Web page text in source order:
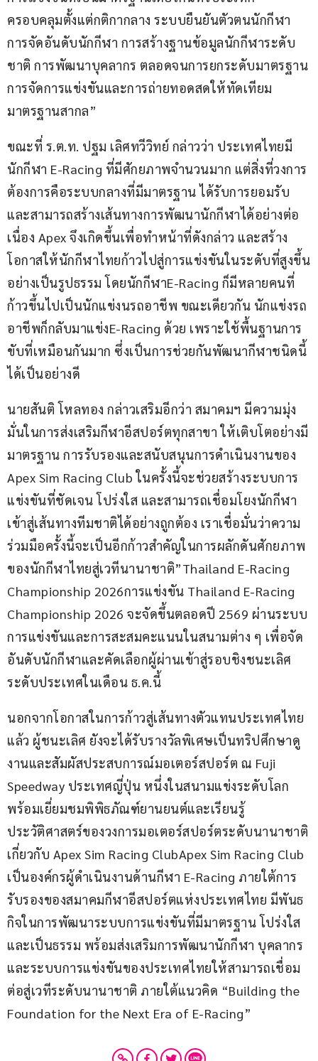
ครอบคลุมตั้งแต่กติกากลาง ระบบยืนยันตัวตนนักกีฬา
การจัดอันดับนักกีฬา การสร้างฐานข้อมูลนักกีฬาระดับ
ชาติ การพัฒนาบุคลากร ตลอดจนการยกระดับมาตรฐาน
การจัดการแข่งขันและการถ่ายทอดสดให้ทัดเทียม
มาตรฐานสากล”
ขณะที่ ร.ต.ท. ปฐม เลิศทวีวิทย์ กล่าวว่า ประเทศไทยมี
นักกีฬา E-Racing ที่มีศักยภาพจำนวนมาก แต่สิ่งที่วงการ
ต้องการคือระบบกลางที่มีมาตรฐาน ได้รับการยอมรับ
และสามารถสร้างเส้นทางการพัฒนานักกีฬาได้อย่างต่อ
เนื่อง Apex จึงเกิดขึ้นเพื่อทำหน้าที่ดังกล่าว และสร้าง
โอกาสให้นักกีฬาไทยก้าวไปสู่การแข่งขันในระดับที่สูงขึ้น
อย่างเป็นรูปธรรม โดยนักกีฬาE-Racing ก็มีหลายคนที่
ก้าวขึ้นไปเป็นนักแข่งนรถอาชีพ ขณะเดียวกัน นักแข่งรถ
อาชีพก็กลับมาแข่งE-Racing ด้วย เพราะใช้พื้นฐานการ
ขับที่เหมือนกันมาก ซึ่งเป็นการช่วยกันพัฒนากีฬาชนิดนี้
ได้เป็นอย่างดี
นายสันติ โหลทอง กล่าวเสริมอีกว่า สมาคมฯ มีความมุ่ง
มั่นในการส่งเสริมกีฬาอีสปอร์ตทุกสาขา ให้เติบโตอย่างมี
มาตรฐาน การรับรองและสนับสนุนการดำเนินงานของ
Apex Sim Racing Club ในครั้งนี้จะช่วยสร้างระบบการ
แข่งขันที่ชัดเจน โปร่งใส และสามารถเชื่อมโยงนักกีฬา
เข้าสู่เส้นทางทีมชาติได้อย่างถูกต้อง เราเชื่อมั่นว่าความ
ร่วมมือครั้งนี้จะเป็นอีกก้าวสำคัญในการผลักดันศักยภาพ
ของนักกีฬาไทยสู่เวทีนานาชาติ”Thailand E-Racing
Championship 2026การแข่งขัน Thailand E-Racing
Championship 2026 จะจัดขึ้นตลอดปี 2569 ผ่านระบบ
การแข่งขันและการสะสมคะแนนในสนามต่าง ๆ เพื่อจัด
อันดับนักกีฬาและคัดเลือกผู้ผ่านเข้าสู่รอบชิงชนะเลิศ
ระดับประเทศในเดือน ธ.ค.นี้
นอกจากโอกาสในการก้าวสู่เส้นทางตัวแทนประเทศไทย
แล้ว ผู้ชนะเลิศ ยังจะได้รับรางวัลพิเศษเป็นทริปศึกษาดู
งานและสัมผัสประสบการณ์มอเตอร์สปอร์ต ณ Fuji
Speedway ประเทศญี่ปุ่น หนึ่งในสนามแข่งระดับโลก
พร้อมเยี่ยมชมพิพิธภัณฑ์ยานยนต์และเรียนรู้
ประวัติศาสตร์ของวงการมอเตอร์สปอร์ตระดับนานาชาติ
เกี่ยวกับ Apex Sim Racing ClubApex Sim Racing Club
เป็นองค์กรผู้ดำเนินงานด้านกีฬา E-Racing ภายใต้การ
รับรองของสมาคมกีฬาอีสปอร์ตแห่งประเทศไทย มีพันธ
กิจในการพัฒนาระบบการแข่งขันที่มีมาตรฐาน โปร่งใส
และเป็นธรรม พร้อมส่งเสริมการพัฒนานักกีฬา บุคลากร
และระบบการแข่งขันของประเทศไทยให้สามารถเชื่อม
ต่อสู่เวทีระดับนานาชาติ ภายใต้แนวคิด “Building the
Foundation for the Next Era of E-Racing”